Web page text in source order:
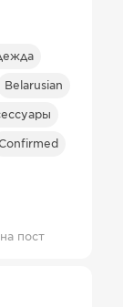
Belarusian
Confirmed
пост